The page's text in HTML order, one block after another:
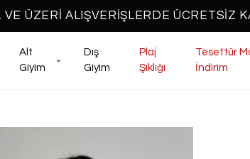
VE ÜZERİ ALIŞVERİŞLERDE ÜCRETSİZ
Alt
Giyim
Dış
Giyim
Plaj
Şıklığı
Tesettür
İndirim